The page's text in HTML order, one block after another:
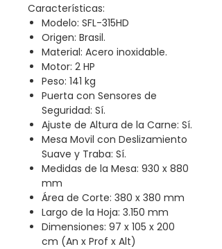
Características:
Modelo: SFL-315HD
Origen: Brasil.
Material: Acero inoxidable.
Motor: 2 HP
Peso: 141 kg
Puerta con Sensores de
Seguridad: Sí.
Ajuste de Altura de la Carne: Sí.
Mesa Movil con Deslizamiento
Suave y Traba: Sí.
Medidas de la Mesa: 930 x 880
mm
Área de Corte: 380 x 380 mm
Largo de la Hoja: 3.150 mm
Dimensiones: 97 x 105 x 200
cm (An x Prof x Alt)